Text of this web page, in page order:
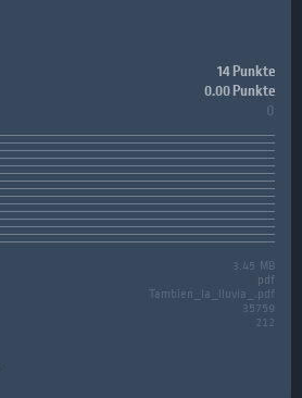
14 Punkte
0.00 Punkte
0
3.45 MB
pdf
También_la_lluvia_.pdf
35759
212